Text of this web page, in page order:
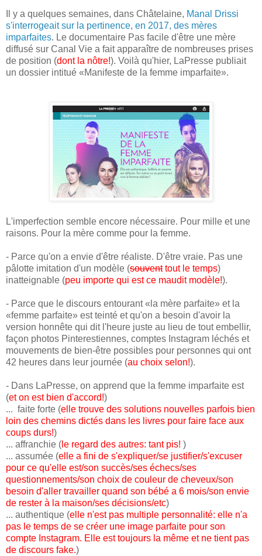
Il y a quelques semaines, dans Châtelaine, Manal Drissi
s'interrogeait sur la pertinence, en 2017, des mères
imparfaites. Le documentaire Pas facile d'être une mère
diffusé sur Canal Vie a fait apparaître de nombreuses prises
de position (dont la nôtre!). Voilà qu'hier, LaPresse publiait
un dossier intitué «Manifeste de la femme imparfaite».
L'imperfection semble encore nécessaire. Pour mille et une
raisons. Pour la mère comme pour la femme.
- Parce qu'on a envie d'être réaliste. D'être vraie. Pas une
pâlotte imitation d'un modèle (souventtout le temps)
inatteignable (peu importe qui est ce maudit modèle!).
- Parce que le discours entourant «la mère parfaite» et la
«femme parfaite» est teinté et qu'on a besoin d'avoir la
version honnête qui dit l'heure juste au lieu de tout embellir,
façon photos Pinterestiennes, comptes Instagram léchés et
mouvements de bien-être possibles pour personnes qui ont
42 heures dans leur journée (au choix selon!).
- Dans LaPresse, on apprend que la femme imparfaite est
(et on est bien d'accord!)
... faite forte (elle trouve des solutions nouvelles parfois bien
loin des chemins dictés dans les livres pour faire face aux
coups durs!)
... affranchie ( le regard des autres: tant pis! )
... assumée (elle a fini de s'expliquer/se justifier/s'excuser
pour ce qu'elle est/son succès/ses échecs/ses
questionnements/son choix de couleur de cheveux/son
besoin d'aller travailler quand son bébé a 6 mois/son envie
de rester à la maison/ses décisions/etc)
... authentique (elle n'est pas multiple personnalité: elle n'a
pas le temps de se créer une image parfaite pour son
compte Instagram. Elle est toujours la même et ne tient pas
de discours fake.)